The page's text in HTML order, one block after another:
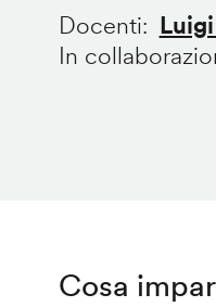
Docenti
In
Cosa